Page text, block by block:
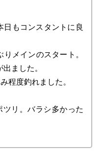
もコンスタントに良
メインのスタート。
ました。
程度釣れました。
リ。バラシ多かった